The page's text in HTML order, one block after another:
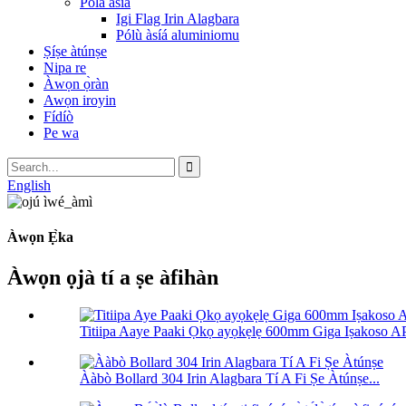
Igi Flag Irin Alagbara
Pólù àsíá aluminiomu
Ṣíṣe àtúnṣe
Nipa re
Àwọn ọ̀ràn
Awọn iroyin
Fídíò
Pe wa
English
Àwọn Ẹ̀ka
Àwọn ọjà tí a ṣe àfihàn
Titiipa Aaye Paaki Ọkọ ayọkẹlẹ 600mm Giga Iṣakoso
Ààbò Bollard 304 Irin Alagbara Tí A Fi Ṣe Àtúnṣe...